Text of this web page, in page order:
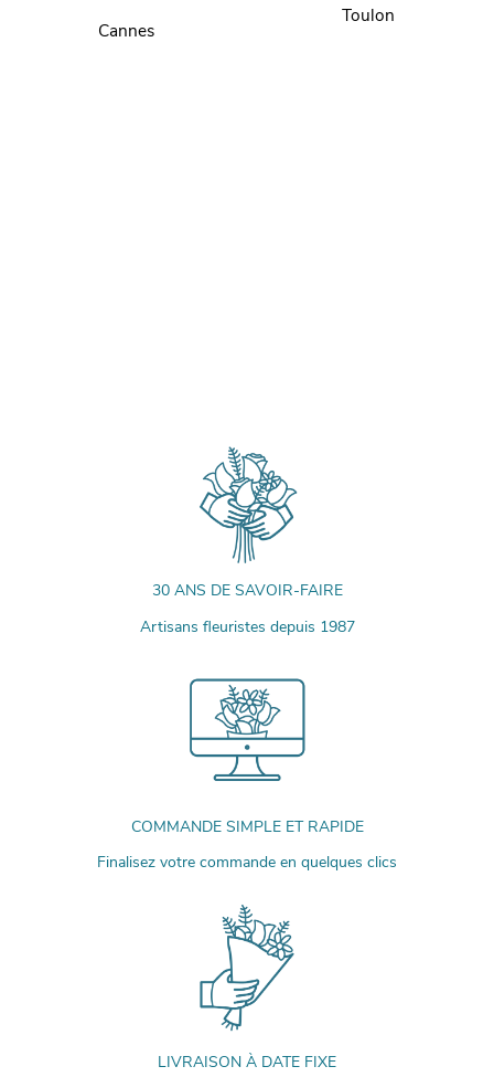
Cannes
Toulon
30 ANS DE SAVOIR-FAIRE
Artisans fleuristes depuis 1987
COMMANDE SIMPLE ET RAPIDE
Finalisez votre commande en quelques clics
LIVRAISON À DATE FIXE